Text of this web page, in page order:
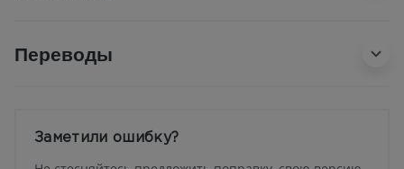
Переводы
Заметили ошибку?